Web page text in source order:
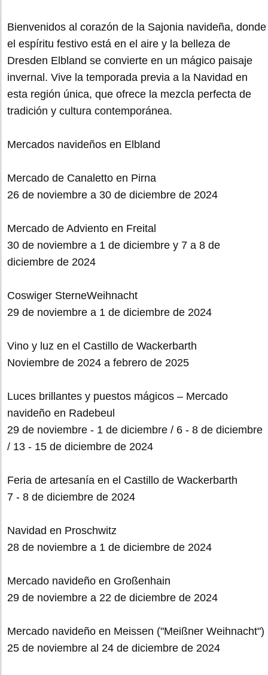
Bienvenidos al corazón de la Sajonia navideña, donde
el espíritu festivo está en el aire y la belleza de
Dresden Elbland se convierte en un mágico paisaje
invernal. Vive la temporada previa a la Navidad en
esta región única, que ofrece la mezcla perfecta de
tradición y cultura contemporánea.
Mercados navideños en Elbland
Mercado de Canaletto en Pirna
26 de noviembre a 30 de diciembre de 2024
Mercado de Adviento en Freital
30 de noviembre a 1 de diciembre y 7 a 8 de
diciembre de 2024
Coswiger SterneWeihnacht
29 de noviembre a 1 de diciembre de 2024
Vino y luz en el Castillo de Wackerbarth
Noviembre de 2024 a febrero de 2025
Luces brillantes y puestos mágicos – Mercado
navideño en Radebeul
29 de noviembre - 1 de diciembre / 6 - 8 de diciembre
/ 13 - 15 de diciembre de 2024
Feria de artesanía en el Castillo de Wackerbarth
7 - 8 de diciembre de 2024
Navidad en Proschwitz
28 de noviembre a 1 de diciembre de 2024
Mercado navideño en Großenhain
29 de noviembre a 22 de diciembre de 2024
Mercado navideño en Meissen ("Meißner Weihnacht")
25 de noviembre al 24 de diciembre de 2024